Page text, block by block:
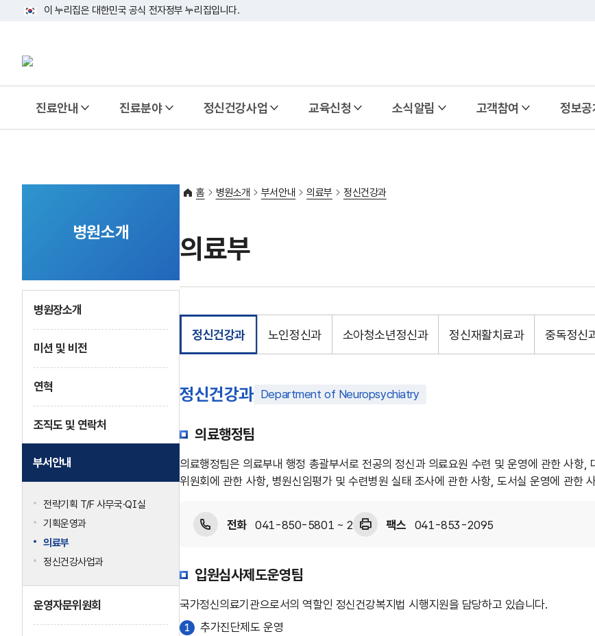
이 누리집은 대한민국 공식 전자정부 누리집입니다.
진료안내 진료분야 정신건강사업 교육신청 소식알림 고객참여 정보공
병원소개
병원장소개
미션 및 비전
연혁
조직도 및 연락처
부서안내
전략기획 T/F 사무국·QI실
기획운영과
의료부
정신건강사업과
운영자문위원회
홈 병원소개 부서안내 의료부 정신건강과
의료부
정신건강과 노인정신과 소아청소년정신과 정신재활치료과 중독정신
정신건강과 Department of Neuropsychiatry
의료행정팀
의료행정팀은 의료부내 행정 총괄부서로 전공의 정신과 의료요원 수련 및 운영에 관한 사항
위원회에 관한 사항, 병원신임평가 및 수련병원 실태 조사에 관한 사항, 도서실 운영에 관한
전화 041-850-5801 ~ 2 팩스 041-853-2095
입원심사제도운영팀
국가정신의료기관으로서의 역할인 정신건강복지법 시행지원을 담당하고 있습니다.
1 추가진단제도 운영